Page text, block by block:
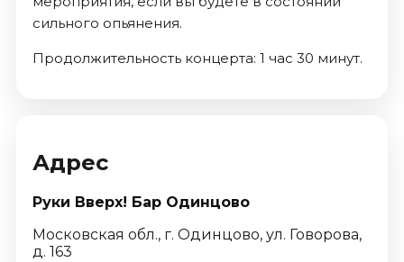
сильного опьянения.
Продолжительность концерта: 1 час 30 минут.
Адрес
Руки Вверх! Бар Одинцово
Московская обл., г. Одинцово, ул. Говорова,
д. 163